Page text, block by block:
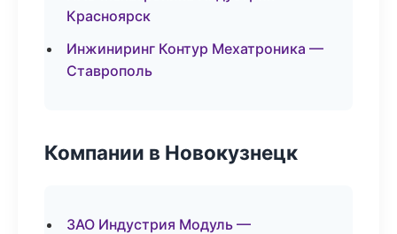
Красноярск
Инжиниринг Контур Мехатроника —
Ставрополь
Компании в Новокузнецк
ЗАО Индустрия Модуль —